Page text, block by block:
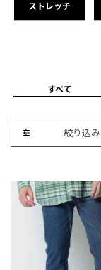
ストレッチ
すべて
絞り込み